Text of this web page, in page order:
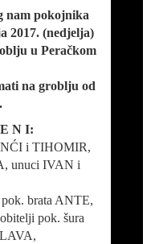
nam pokojnika
2017. (nedjelja)
u Peračkom
na groblju od
N I:
i TIHOMIR,
unuci IVAN i
brata ANTE,
pok. šura